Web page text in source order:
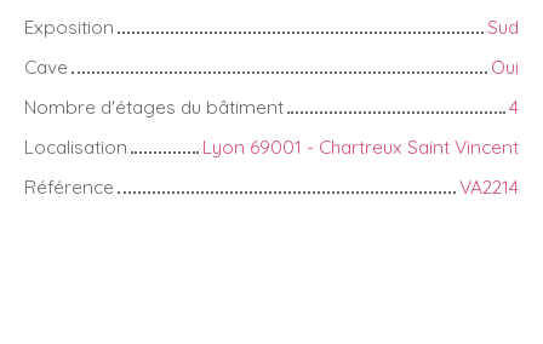
Exposition
Sud
Cave
Oui
Nombre d'étages du bâtiment
4
Localisation
Lyon 69001 - Chartreux Saint Vincent
Référence
VA2214